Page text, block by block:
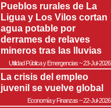
Pueblos rurales de La
Ligua y Los Vilos cortan
agua potable por
derrames de relaves
mineros tras las lluvias
Utilidad Pública y Emergencias~23-Jul-2026
La crisis del empleo
juvenil se vuelve global
Economía y Finanzas~22-Jul-2026